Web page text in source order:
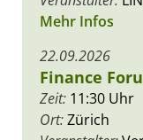
Mehr Infos
22.09.2026
Finance
Zeit: 11:30 Uhr
Ort:Zürich